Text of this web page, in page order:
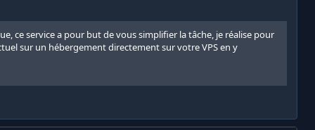
ce service a pour but de vous simplifier la tâche, je réalise pour
sur un hébergement directement sur votre VPS en y